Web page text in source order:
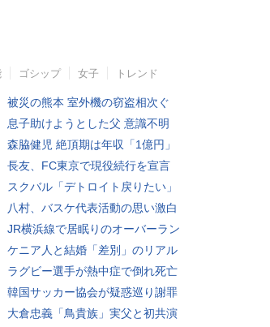
ゴシップ 女子 トレンド
被災の熊本 室外機の窃盗相次ぐ
息子助けようとした父 意識不明
森脇健児 絶頂期は年収「1億円」
長友、FC東京で現役続行を宣言
スクバル「デトロイト戻りたい」
八村、バスケ代表活動の思い激白
JR横浜線で居眠りのオーバーラン
ケニア人と結婚「差別」のリアル
ラグビー選手が熱中症で倒れ死亡
韓国サッカー協会が疑惑巡り謝罪
大倉忠義「鳥貴族」実父と初共演